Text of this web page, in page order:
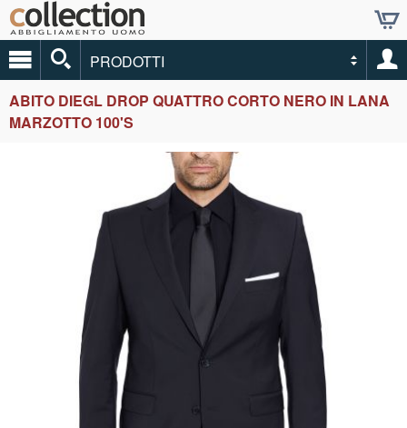
PRODOTTI
ABITO DIEGL DROP QUATTRO CORTO NERO IN LANA
MARZOTTO 100'S